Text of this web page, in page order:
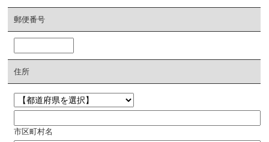
郵便番号
住所
市区町村名